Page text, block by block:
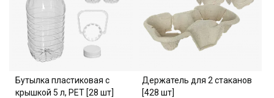
Бутылка пластиковая с
крышкой 5 л, PET [28 шт]
Держатель для 2 стаканов
[428 шт]